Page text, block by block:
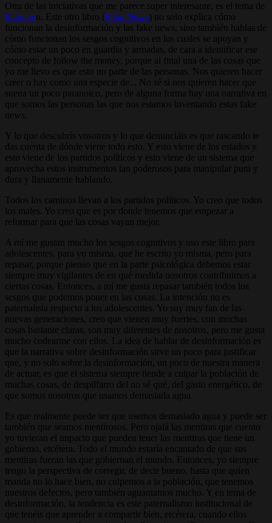
Otra de las iniciativas que me parece super interesante, es el tema de
Fake you. Este otro libro (Fake News) no solo explica cómo
funcionan la desinformación y las fake news, sino también hablas de
cómo funcionan los sesgos cognitivos en los cuales se apoyan y
cómo estar un poco en guardia y armadas, de cara a identificar ese
concepto de follow the money, porque al final una de las cosas que
yo me llevo es que esto no parte de las personas. Nos quieren hacer
creer o hay como una especie de... No sé si nos quieren hacer que
suena un poco paranoico, pero de alguna forma hay una narrativa en
que somos las personas las que nos estamos inventando estas fake
news.
Y lo que descubrís vosotros y lo que denunciáis es que rascando te
das cuenta de dónde viene todo esto. Y esto viene de los estados y
esto viene de los partidos políticos y esto viene de un sistema que
aprovecha estos instrumentos tan poderosos para manipular pura y
dura y llanamente hablando.
Todos los caminos llevan a los partidos políticos. Yo creo que todos
los males. Yo creo que es por donde tenemos que empezar a
reformar para que las cosas vayan mejor.
A mí me gustan mucho los sesgos cognitivos y uso este libro para
adolescentes, para yo misma, que he escrito yo misma, pero para
repasar, porque pienso que en la parte psicológica debemos estar
siempre muy vigilantes de en qué medida nosotros contribuimos a
ciertas cosas. Entonces, a mí me gusta repasar también todos los
sesgos que podemos poner en las cosas. La intención no es
paternalista respecto a los adolescentes. Yo soy muy fan de las
nuevas generaciones, creo que vienen muy fuertes, con muchas
cosas bastante claras, son muy diferentes de nosotros, pero me gusta
mucho codearme con ellos. La idea de hablar de desinformación es
que la narrativa sobre desinformación sirve un poco para justificar
que, y no solo sobre la desinformación, un poco de nuestra manera
de actuar, es que el sistema siempre tiende a culpar la población de
muchas cosas, de despilfarro del no sé qué, del gasto energético, de
que somos nosotros que usamos demasiada agua.
Es que realmente puede ser que usemos demasiado agua y puede ser
también que seamos mentirosos. Pero ojalá las mentiras que cuento
yo tuvieran el impacto que pueden tener las mentiras que tiene un
gobierno, etcétera. Todo el mundo estaría encantado de que sus
mentiras fueran las que gobiernan el mundo. Entonces, yo siempre
tengo la perspectiva de corregir, de decir bueno, hasta que quien
manda no lo hace bien, no culpemos a la población, que tenemos
nuestros defectos, pero también aguantamos mucho. Y en tema de
desinformación, la tendencia es este paternalismo institucional de
que tenéis que aprender a compartir bien, etcétera, cuando ellos